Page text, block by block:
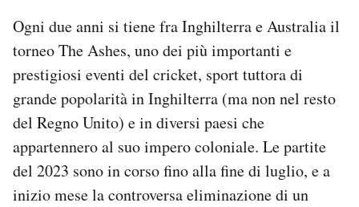
Ogni due anni si tiene fra Inghilterra e Australia il
torneo The Ashes, uno dei più importanti e
prestigiosi eventi del cricket, sport tuttora di
grande popolarità in Inghilterra (ma non nel resto
del Regno Unito) e in diversi paesi che
appartennero al suo impero coloniale. Le partite
del 2023 sono in corso fino alla fine di luglio, e a
inizio mese la controversa eliminazione di un